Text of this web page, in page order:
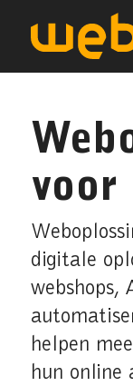
voor
digitale
webshops,
helpen
hun online